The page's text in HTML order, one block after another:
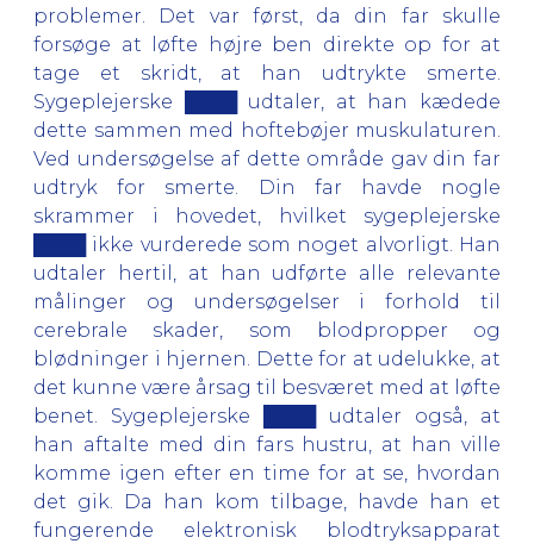
problemer. Det var først, da din far skulle
forsøge at løfte højre ben direkte op for at
tage et skridt, at han udtrykte smerte.
Sygeplejerske ████ udtaler, at han kædede
dette sammen med hoftebøjer muskulaturen.
Ved undersøgelse af dette område gav din far
udtryk for smerte. Din far havde nogle
skrammer i hovedet, hvilket sygeplejerske
████ ikke vurderede som noget alvorligt. Han
udtaler hertil, at han udførte alle relevante
målinger og undersøgelser i forhold til
cerebrale skader, som blodpropper og
blødninger i hjernen. Dette for at udelukke, at
det kunne være årsag til besværet med at løfte
benet. Sygeplejerske ████ udtaler også, at
han aftalte med din fars hustru, at han ville
komme igen efter en time for at se, hvordan
det gik. Da han kom tilbage, havde han et
fungerende elektronisk blodtryksapparat